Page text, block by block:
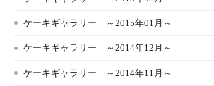
ケーキギャラリー ～2015年01月～
ケーキギャラリー ～2014年12月～
ケーキギャラリー ～2014年11月～